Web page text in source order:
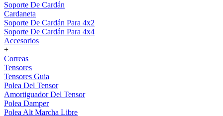
Soporte De Cardán
Cardaneta
Soporte De Cardán Para 4x2
Soporte De Cardán Para 4x4
Accesorios
+
Correas
Tensores
Tensores Guia
Polea Del Tensor
Amortiguador Del Tensor
Polea Damper
Polea Alt Marcha Libre